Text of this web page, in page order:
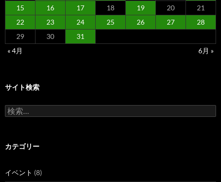
15
16 17 18 19 20
21
22
23 24 25 26 27
28
29
30
31
« 4月
6月 »
サイト検索
検
索:
カテゴリー
イベント (8)